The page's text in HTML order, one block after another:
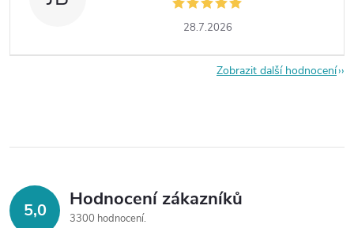
28.7.2026
Zobrazit další hodnocení
5,0 Hodnocení zákazníků
3300 hodnocení